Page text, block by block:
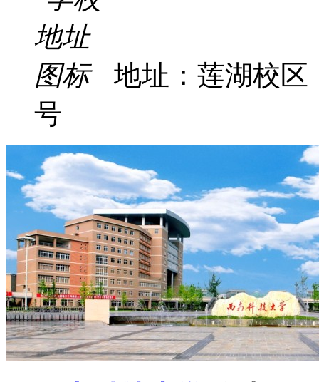
地址：莲湖校区
号